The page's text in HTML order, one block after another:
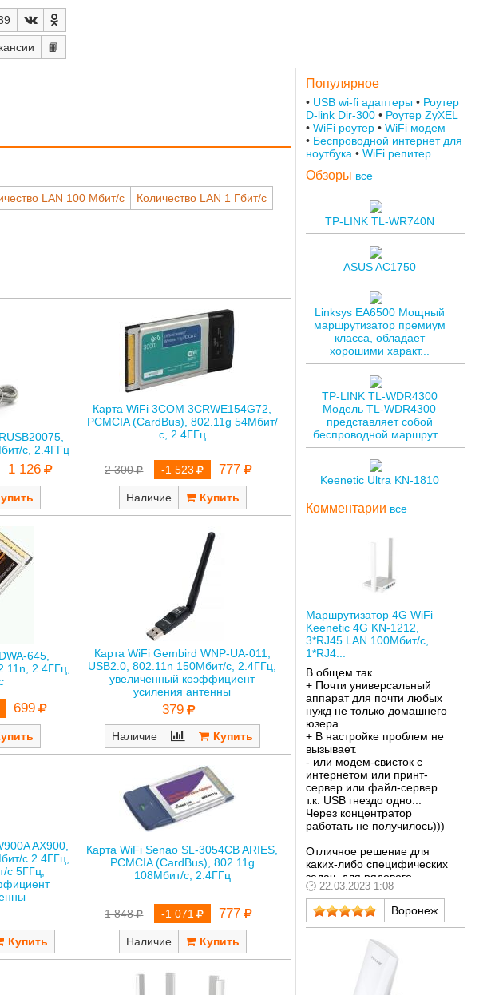
📙
LAN 100 Мбит/с
Количество LAN 1 Гбит/с
с, 2.4ГГц
1 126
Карта WiFi 3COM 3CRWE154G72,
PCMCIA (CardBus), 802.11g 54Мбит/
с, 2.4ГГц
2 300 -1 523 777
Наличие
645,
2.4ГГц,
699
Карта WiFi Gembird WNP-UA-011,
USB2.0, 802.11n 150Мбит/с, 2.4ГГц,
увеличенный коэффициент
усиления антенны
379
Наличие
AX900,
с 2.4ГГц,
с 5ГГц,
Карта WiFi Senao SL-3054CB ARIES,
PCMCIA (CardBus), 802.11g
108Мбит/с, 2.4ГГц
1 848 -1 071 777
Наличие
Популярное
USB wi-fi адаптеры
Роутер
D-link Dir-300
Роутер ZyXEL
WiFi роутер
WiFi модем
Беспроводной интернет для
ноутбука
WiFi репитер
Обзоры все
TP-LINK TL-WR740N
ASUS AC1750
Linksys EA6500 Мощный
маршрутизатор премиум
класса, обладает
хорошими характ...
TP-LINK TL-WDR4300
Модель TL-WDR4300
представляет собой
беспроводной маршрут...
Keenetic Ultra KN-1810
Комментарии все
Маршрутизатор 4G WiFi
Keenetic 4G KN-1212,
3*RJ45 LAN 100Мбит/с,
1*RJ4...
В общем так...
+ Почти универсальный
аппарат для почти любых
нужд не только домашнего
юзера.
+ В настройке проблем не
вызывает.
- или модем-свисток с
интернетом или принт-
сервер или файл-сервер
т.к. USB гнездо одно...
Через концентратор
работать не получилось)))
Отличное решение для
каких-либо специфических
задач, для рядового
подключения слишком
крут.
22.03.2023 1:08
Воронеж